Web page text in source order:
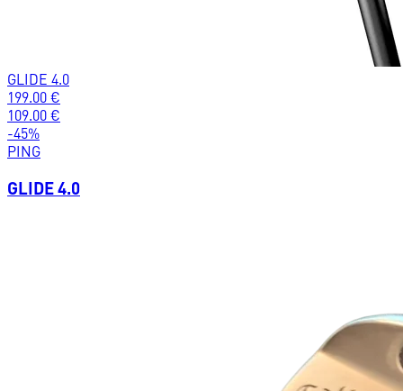
GLIDE 4.0
199.00 €
109.00 €
-45%
PING
GLIDE 4.0